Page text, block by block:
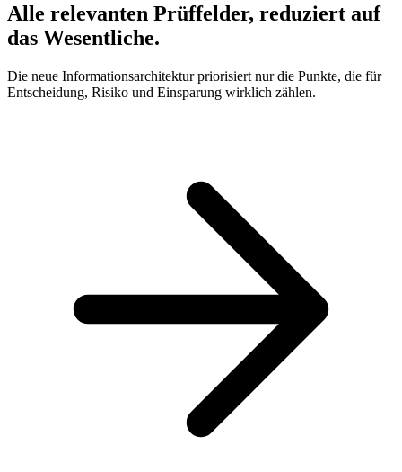
Alle relevanten Prüffelder, reduziert auf
das Wesentliche.
Die neue Informationsarchitektur priorisiert nur die Punkte, die für
Entscheidung, Risiko und Einsparung wirklich zählen.